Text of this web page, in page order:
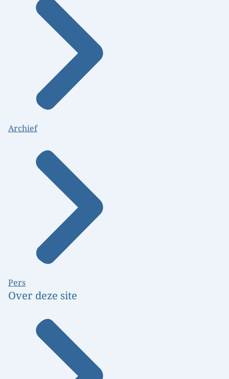
Archief
Pers
Over deze site